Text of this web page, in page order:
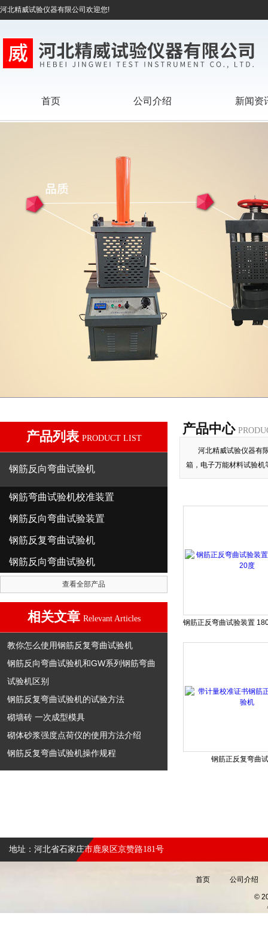
河北精威试验仪器有限公司欢迎您!
首页 公司介绍 新闻资
产品列表 PRODUCT LIST
钢筋反向弯曲试验机
钢筋弯曲试验机校准装置
钢筋反向弯曲试验装置
钢筋反复弯曲试验机
钢筋反向弯曲试验机
查看全部产品
相关文章 Relevant Articles
教你怎么使用钢筋反复弯曲试验机
钢筋反向弯曲试验机和GW系列钢筋弯曲
试验机区别
钢筋反复弯曲试验机的试验方法
砌墙砖 一次成型模具
砌体砂浆强度点荷仪的使用方法介绍
钢筋反复弯曲试验机操作规程
产品中心
河北精威试验仪器有
箱，电子万能材料试验机
钢筋正反复弯曲
地址：河北省石家庄市鹿泉区京赞路181号
首页 公司介绍
©